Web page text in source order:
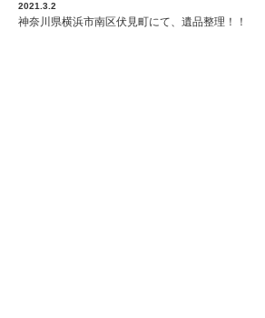
2021.3.2
神奈川県横浜市南区伏見町にて、遺品整理！！